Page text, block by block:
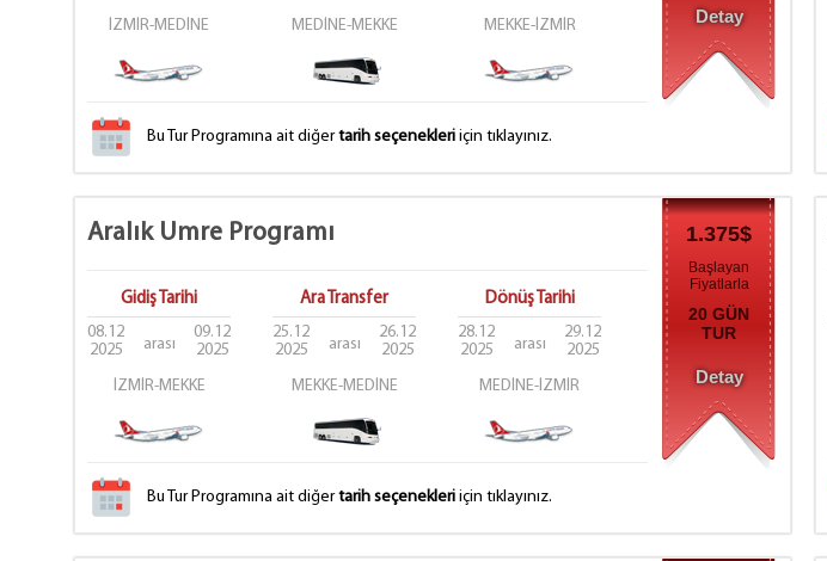
İZMİR-MEDİNE
MEDİNE-MEKKE
MEKKE-İZMİR
Bu Tur Programına ait diğertarih seçenekleri için tıklayınız.
Detay
Aralık Umre Programı
Gidiş Tarihi
08.12
2025
arası
09.12
2025
İZMİR-MEKKE
Ara Transfer
25.12
2025
arası
26.12
2025
MEKKE-MEDİNE
Dönüş Tarihi
28.12
2025
arası
29.12
2025
MEDİNE-İZMİR
Bu Tur Programına ait diğertarih seçenekleri için tıklayınız.
1.375$
Başlayan
Fiyatlarla
20 GÜN
TUR
Detay